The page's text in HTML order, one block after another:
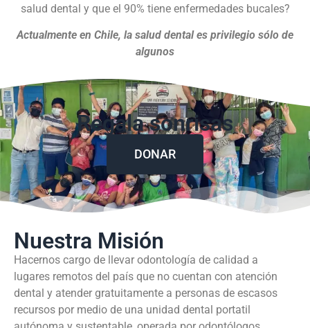
salud dental y que el 90% tiene enfermedades bucales?
Actualmente en Chile, la salud dental es privilegio sólo de
algunos
Regala sonrisas
DONAR
Nuestra Misión
Hacernos cargo de llevar odontología de calidad a
lugares remotos del país que no cuentan con atención
dental y atender gratuitamente a personas de escasos
recursos por medio de una unidad dental portatil